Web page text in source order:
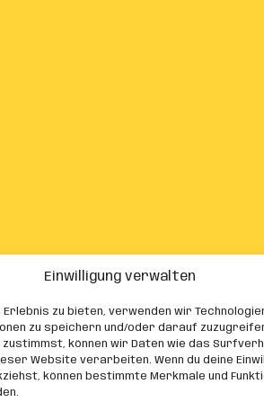
Einwilligung verwalten
zu bieten, verwenden wir
zu speichern und/oder darauf
zustimmst, können wir Daten wie das
Website verarbeiten. Wenn du deine
können bestimmte Merkmale und